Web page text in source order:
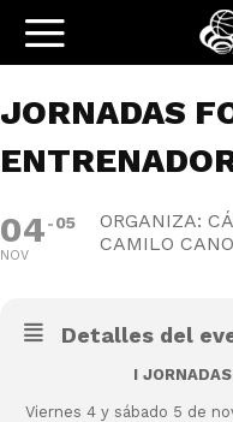
JORNADAS
04
NOV
05
ORGANIZA:
CAMILO CANO
Detalles del
I
Viernes 4 y sábado 5 de